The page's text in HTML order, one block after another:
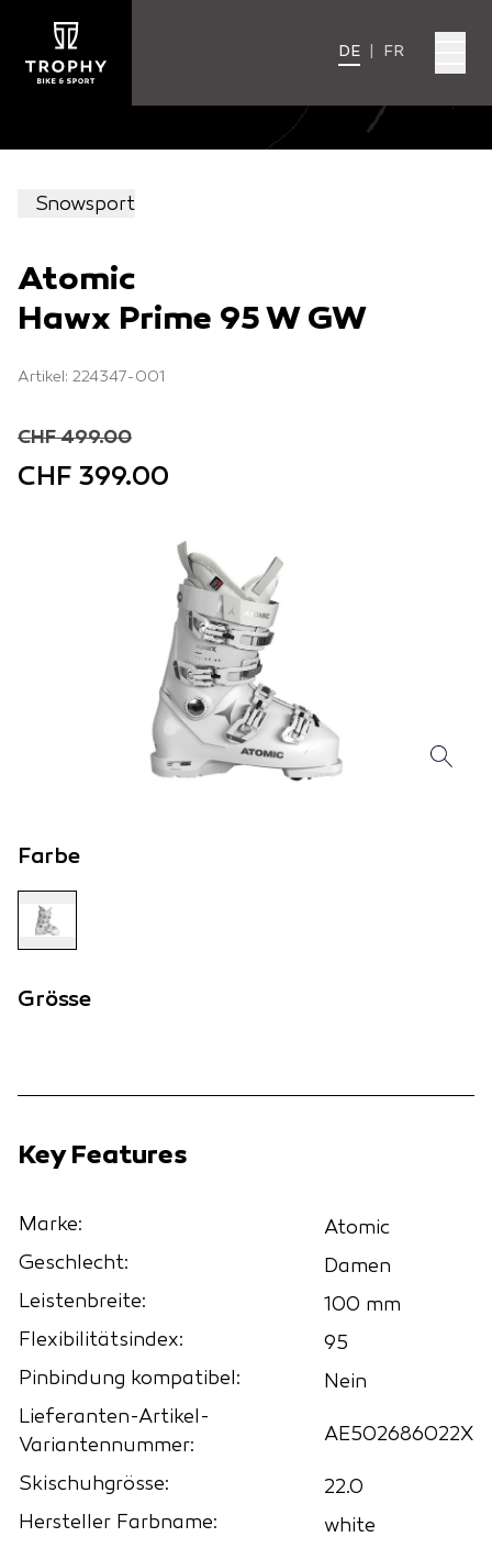
DE FR
Snowsport
Atomic
Hawx Prime 95 W GW
Artikel: 224347-001
CHF 499.00
CHF 399.00
Farbe
Grösse
Key Features
Marke:
Atomic
Geschlecht:
Damen
Leistenbreite:
100 mm
Flexibilitätsindex:
95
Pinbindung kompatibel:
Nein
Lieferanten-Artikel-
Variantennummer:
AE502686022X
Skischuhgrösse:
22.0
Hersteller Farbname:
white